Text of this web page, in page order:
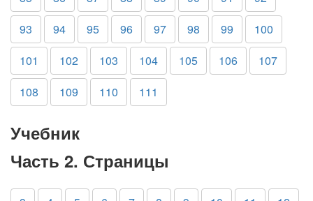
93
94 95 96 97 98 99
100
101
102 103 104 105 106
107
108
109 110 111
Учебник
Часть 2. Страницы